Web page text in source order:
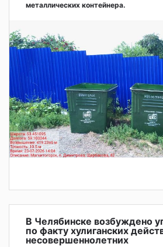
металлических контейнера.
В Челябинске возбуждено
по факту хулиганских
несовершеннолетних